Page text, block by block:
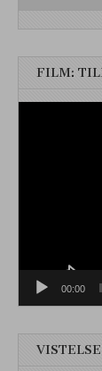
FILM:
00:00